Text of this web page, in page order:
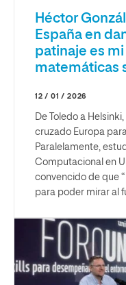
Héctor
España en
patinaje es
matemáticas
12 / 01 / 2026
De Toledo a
cruzado Europa
Paralelamente,
Computacional en
convencido de que
para poder mirar al